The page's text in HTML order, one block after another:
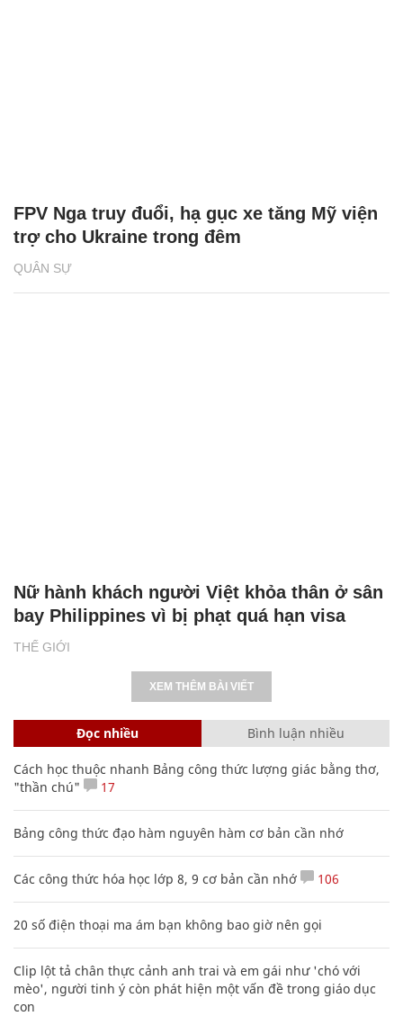
QUÂN SỰ
FPV Nga truy đuổi, hạ gục xe tăng Mỹ viện
trợ cho Ukraine trong đêm
THẾ GIỚI
Nữ hành khách người Việt khỏa thân ở sân
bay Philippines vì bị phạt quá hạn visa
XEM THÊM BÀI VIẾT
Đọc nhiều Bình luận nhiều
Cách học thuộc nhanh Bảng công thức lượng giác bằng thơ,
"thần chú"
17
Bảng công thức đạo hàm nguyên hàm cơ bản cần nhớ
Các công thức hóa học lớp 8, 9 cơ bản cần nhớ 106
20 số điện thoại ma ám bạn không bao giờ nên gọi
Clip lột tả chân thực cảnh anh trai và em gái như 'chó với
mèo', người tinh ý còn phát hiện một vấn đề trong giáo dục
con